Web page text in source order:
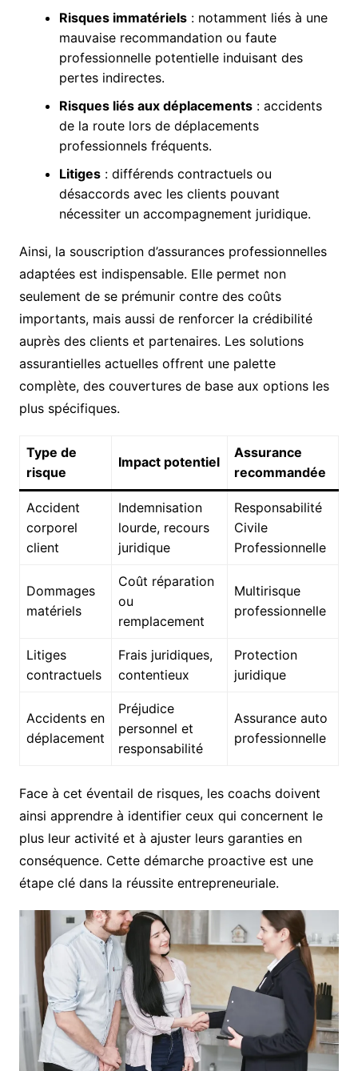
Risques immatériels: notamment liés à une
mauvaise recommandation ou faute
professionnelle potentielle induisant des
pertes indirectes.
Risques liés aux déplacements: accidents
de la route lors de déplacements
professionnels fréquents.
Litiges: différends contractuels ou
désaccords avec les clients pouvant
nécessiter un accompagnement juridique.
Ainsi, la souscription d’assurances professionnelles
adaptées est indispensable. Elle permet non
seulement de se prémunir contre des coûts
importants, mais aussi de renforcer la crédibilité
auprès des clients et partenaires. Les solutions
assurantielles actuelles offrent une palette
complète, des couvertures de base aux options les
plus spécifiques.
Type de
risque
Impact potentiel
Assurance
recommandée
Accident
corporel
client
Indemnisation
lourde, recours
juridique
Responsabilité
Civile
Professionnelle
Dommages
matériels
Coût réparation
ou
remplacement
Multirisque
professionnelle
Litiges
contractuels
Frais juridiques,
contentieux
Protection
juridique
Accidents en
déplacement
Préjudice
personnel et
responsabilité
Assurance auto
professionnelle
Face à cet éventail de risques, les coachs doivent
ainsi apprendre à identifier ceux qui concernent le
plus leur activité et à ajuster leurs garanties en
conséquence. Cette démarche proactive est une
étape clé dans la réussite entrepreneuriale.